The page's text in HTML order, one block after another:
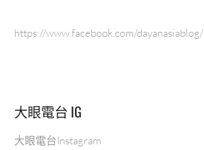
https://www.facebook.com/dayanasiablog/
大眼電台 IG
大眼電台Instagram